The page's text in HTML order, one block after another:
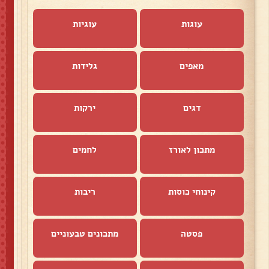
עוגות עוגיות
מאפים גלידות
דגים ירקות
מתכון לאורז לחמים
קינוחי כוסות ריבות
פסטה מתכונים טבעוניים